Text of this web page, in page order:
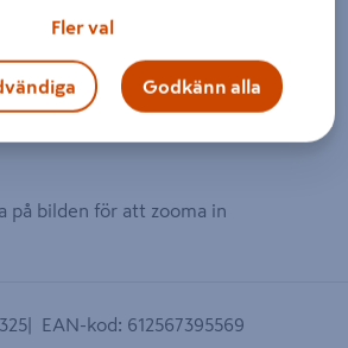
på bilden för att zooma in
EAN-kod: 612567395569
Fler val
Godkänn alla